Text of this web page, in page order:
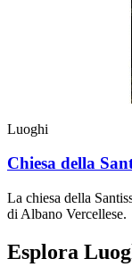
Luoghi
Chiesa della
La chiesa della
di Albano Vercellese.
Esplora